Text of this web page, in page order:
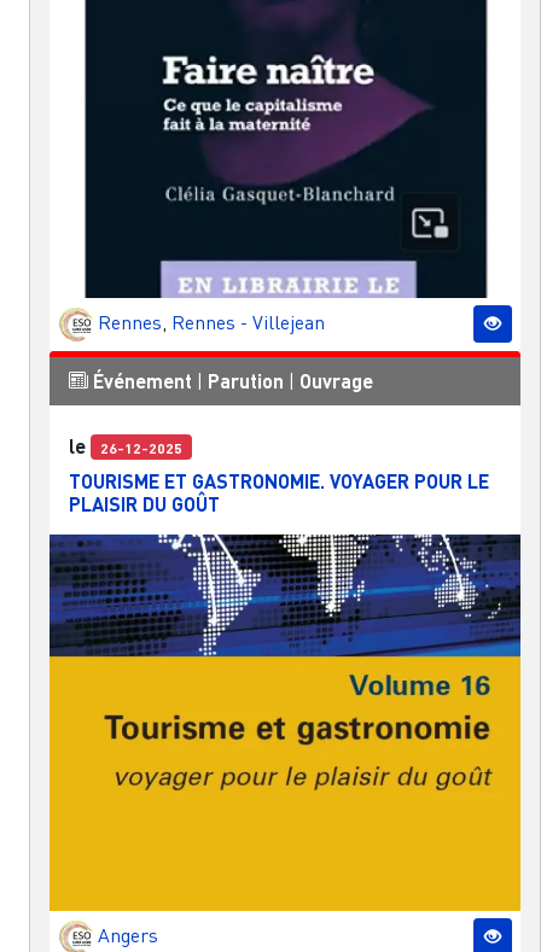
Rennes Rennes - Villejean
Événement | Parution | Ouvrage
le 26-12-2025
TOURISME ET GASTRONOMIE. VOYAGER POUR LE
PLAISIR DU GOÛT
Angers